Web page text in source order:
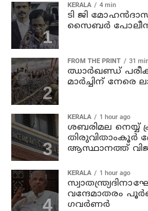
KERALA 4 min
ടി ജി
സൈബര്‍
FROM THE PRINT 31
ഝാര്‍ഖണ്ഡ്
മാര്‍ച്ചിന് നേരെ
KERALA 1 hour ago
ശബരിമല നെയ്യ്
തിരുവിതാംകൂര്‍
ആസ്ഥാനത്ത്
KERALA 1 hour ago
വന്ദേമാതരം
ഗവര്‍ണര്‍